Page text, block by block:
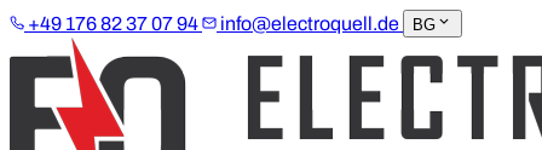
+49 176 82 37 07 94 info@electroquell.de BG